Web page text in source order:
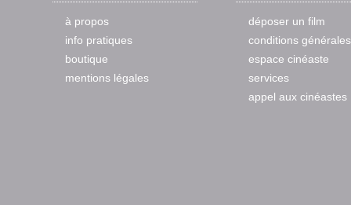
à propos
info pratiques
boutique
mentions légales
déposer un film
conditions générales
espace cinéaste
services
appel aux cinéastes